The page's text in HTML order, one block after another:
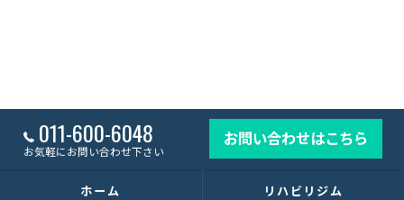
011-600-6048
お気軽にお問い合わせ下さい
お問い合わせはこちら
ホーム リハビリジム